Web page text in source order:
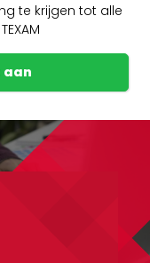
te krijgen tot alle
aan